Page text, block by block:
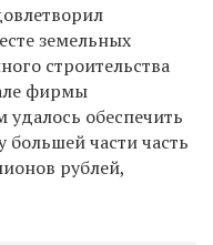
земельных
строительства
фирмы
удалось обеспечить
большей части часть
рублей,